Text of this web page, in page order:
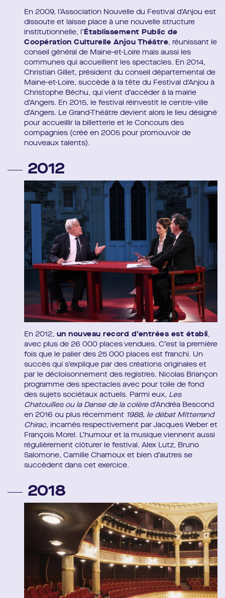
En 2009, l’Association Nouvelle du Festival d’Anjou est
dissoute et laisse place à une nouvelle structure
institutionnelle, l’ Établissement Public de
Coopération Culturelle Anjou Théâtre , réunissant le
conseil général de Maine-et-Loire mais aussi les
communes qui accueillent les spectacles. En 2014,
Christian Gillet, président du conseil départemental de
Maine-et-Loire, succède à la tête du Festival d’Anjou à
Christophe Béchu, qui vient d’accéder à la mairie
d’Angers. En 2015, le festival réinvestit le centre-ville
d’Angers. Le Grand-Théâtre devient alors le lieu désigné
pour accueillir la billetterie et le Concours des
compagnies (créé en 2005 pour promouvoir de
nouveaux talents).
2012
En 2012, un nouveau record d’entrées est établi
avec plus de 26 000 places vendues. C’est la première
fois que le palier des 25 000 places est franchi. Un
succès qui s’explique par des créations originales et
par le décloisonnement des registres. Nicolas Briançon
programme des spectacles avec pour toile de fond
des sujets sociétaux actuels. Parmi eux, Les
Chatouilles ou la Danse de la colèred’Andréa Bescond
en 2016 ou plus récemment 1988, le débat Mitterrand
Chirac, incarnés respectivement par Jacques Weber et
François Morel. L’humour et la musique viennent aussi
régulièrement clôturer le festival. Alex Lutz, Bruno
Salomone, Camille Chamoux et bien d’autres se
succèdent dans cet exercice.
2018